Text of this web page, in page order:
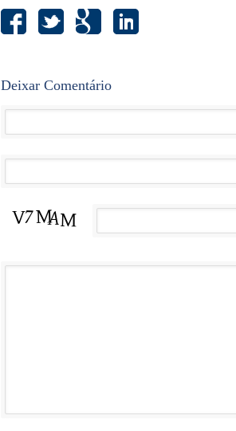
Deixar Comentário